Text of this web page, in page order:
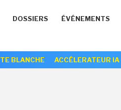
DOSSIERS ÉVÉNEMENTS
BLANCHE ACCÉLERATEUR IA